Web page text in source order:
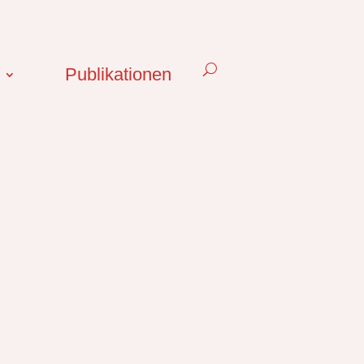
Publikationen